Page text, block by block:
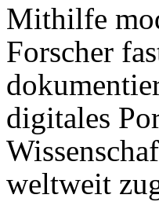
Mithilfe
Forscher
digitales
weltweit